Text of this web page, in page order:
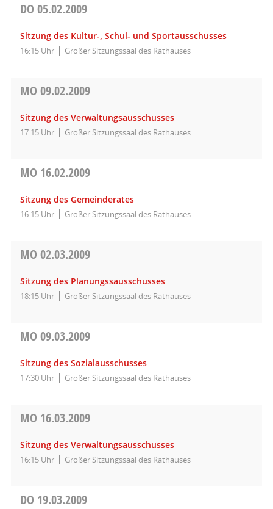
DO 05.02.2009
Sitzung des Kultur-, Schul- und Sportausschusses
16:15 Uhr Großer Sitzungssaal des Rathauses
MO 09.02.2009
Sitzung des Verwaltungsausschusses
17:15 Uhr Großer Sitzungssaal des Rathauses
MO 16.02.2009
Sitzung des Gemeinderates
16:15 Uhr Großer Sitzungssaal des Rathauses
MO 02.03.2009
Sitzung des Planungssausschusses
18:15 Uhr Großer Sitzungssaal des Rathauses
MO 09.03.2009
Sitzung des Sozialausschusses
17:30 Uhr Großer Sitzungssaal des Rathauses
MO 16.03.2009
Sitzung des Verwaltungsausschusses
16:15 Uhr Großer Sitzungssaal des Rathauses
DO 19.03.2009